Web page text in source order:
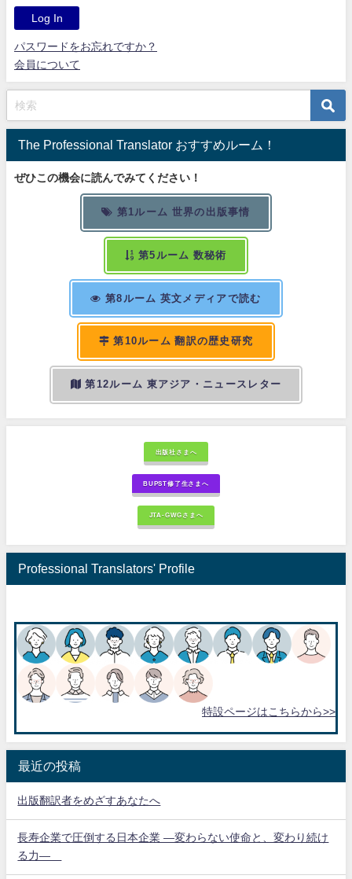
パスワードをお忘れですか？
会員について
The Professional Translator おすすめルーム！
ぜひこの機会に読んでみてください！
第1ルーム 世界の出版事情
第5ルーム 数秘術
第8ルーム 英文メディアで読む
第10ルーム 翻訳の歴史研究
第12ルーム 東アジア・ニュースレター
出版社さまへ
BUPST修了生さまへ
JTA-GWGさまへ
Professional Translators' Profile
特設ページはこちらから>>
最近の投稿
出版翻訳者をめざすあなたへ
長寿企業で圧倒する日本企業 ―変わらない使命と、変わり続け
る力―